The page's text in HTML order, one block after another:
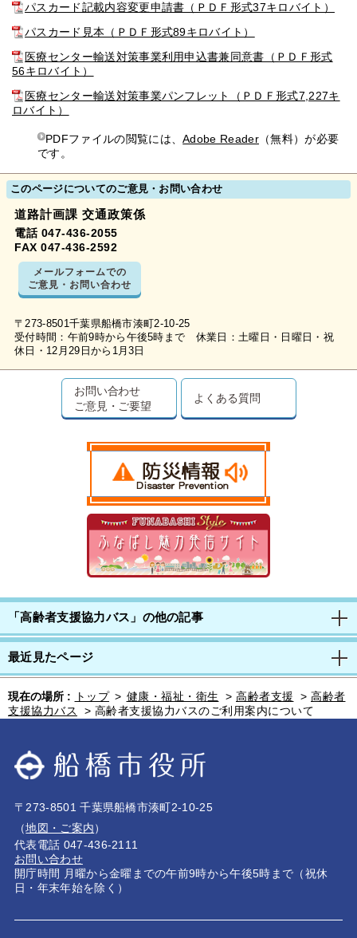
パスカード記載内容変更申請書（ＰＤＦ形式37キロバイト）
パスカード見本（ＰＤＦ形式89キロバイト）
医療センター輸送対策事業利用申込書兼同意書（ＰＤＦ形式
56キロバイト）
医療センター輸送対策事業パンフレット（ＰＤＦ形式7,227キ
ロバイト）
PDFファイルの閲覧には、Adobe Reader （無料）が必要
です。
このページについてのご意見・お問い合わせ
道路計画課 交通政策係
電話 047-436-2055
FAX 047-436-2592
メールフォームでの
ご意見・お問い合わせ
〒273-8501千葉県船橋市湊町2-10-25
受付時間：午前9時から午後5時まで 休業日：土曜日・日曜日・祝
休日・12月29日から1月3日
お問い合わせ
ご意見・ご要望
よくある質問
「高齢者支援協力バス」の他の記事
最近見たページ
現在の場所 : トップ > 健康・福祉・衛生 > 高齢者支援 > 高齢者
支援協力バス
> 高齢者支援協力バスのご利用案内について
〒273-8501 千葉県船橋市湊町2-10-25
（地図・ご案内）
代表電話 047-436-2111
お問い合わせ
開庁時間 月曜から金曜までの午前9時から午後5時まで（祝休
日・年末年始を除く）